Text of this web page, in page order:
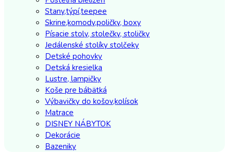
Stany,týpí,teepee
Skrine,komody,poličky, boxy
Písacie stoly, stolečky, stoličky
Jedálenské stolíky stolčeky
Detské pohovky
Detská kresielka
Lustre, lampičky
Koše pre bábätká
Výbavičky do košov,kolísok
Matrace
DISNEY NÁBYTOK
Dekorácie
Bazeniky